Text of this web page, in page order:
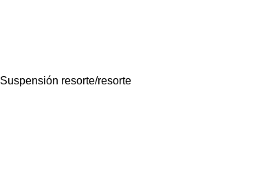
Suspensión resorte/resorte